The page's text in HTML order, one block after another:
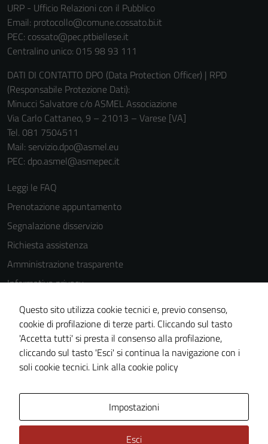
URP - Ufficio Relazioni con il Pubblico
Email: protocollo@comune.cossato.bi.it
PEC: cossato@pec.ptbiellese.it
Centralino unico: 015 98 93 111
DATI DI CONTATTO DPO (Data Protection Officer) | RPD
(Responsabile Protezione Dati):
Minucci Salvatore c/o ASMEL Associazione
Via Carlo Cattaneo, 9 – 21013 – Varese [VA]
Tel. 081 7504511
Mail: servizio.dpo@asmel.eu
PEC: dpo.asmel@asmepec.it
Leggi le FAQ
Prenotazione appuntamento
Segnalazione disservizio
Richiesta assistenza
Amministrazione trasparente
Informativa privacy
Cookie Policy
Note legali
Dichiarazione di accessibilità
Piano di miglioramento del sito
Questo sito utilizza cookie tecnici e, previo consenso,
cookie di profilazione di terze parti. Cliccando sul tasto
'Accetta tutti' si presta il consenso alla profilazione,
cliccando sul tasto 'Esci' si continua la navigazione con i
soli cookie tecnici. Link alla cookie policy
Impostazioni
Esci
Tecnici
Questi cookie
sono necessari
per il